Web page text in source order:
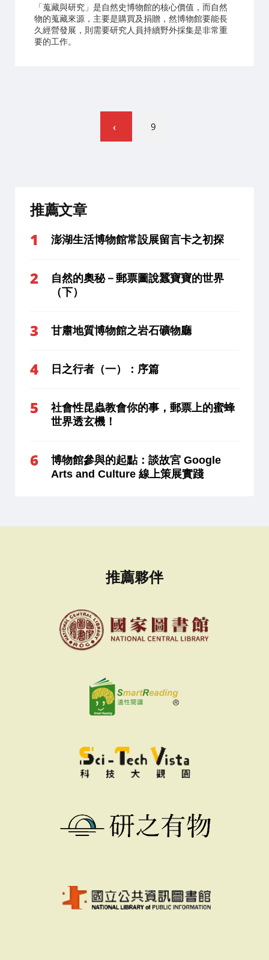
「蒐藏與研究」是自然史博物館的核心價值，而自然
物的蒐藏來源，主要是購買及捐贈，然博物館要能長
久經營發展，則需要研究人員持續野外採集是非常重
要的工作。
9
推薦文章
澎湖生活博物館常設展留言卡之初探
自然的奧秘－郵票圖說蠶寶寶的世界
（下）
甘肅地質博物館之岩石礦物廳
日之行者（一）：序篇
社會性昆蟲教會你的事，郵票上的蜜蜂
世界透玄機！
博物館參與的起點：談故宮 Google
Arts and Culture 線上策展實踐
推薦夥伴